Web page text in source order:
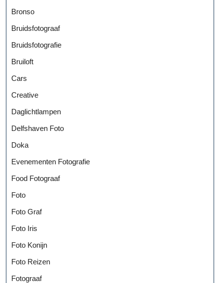
Bronso
Bruidsfotograaf
Bruidsfotografie
Bruiloft
Cars
Creative
Daglichtlampen
Delfshaven Foto
Doka
Evenementen Fotografie
Food Fotograaf
Foto
Foto Graf
Foto Iris
Foto Konijn
Foto Reizen
Fotograaf